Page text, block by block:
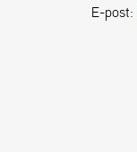
E-post: